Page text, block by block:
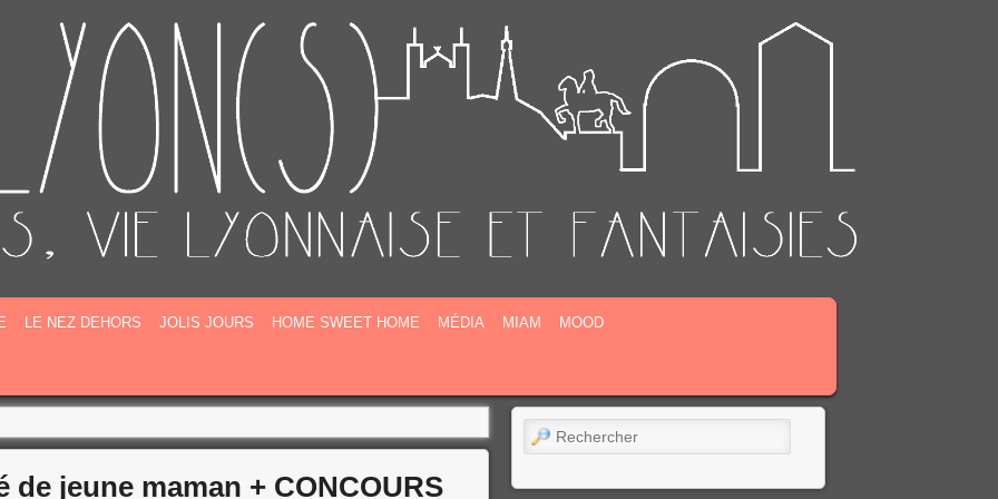
LE NEZ DEHORS JOLIS JOURS HOME SWEET HOME MÉDIA MIAM MOOD
de jeune maman + CONCOURS
Rechercher